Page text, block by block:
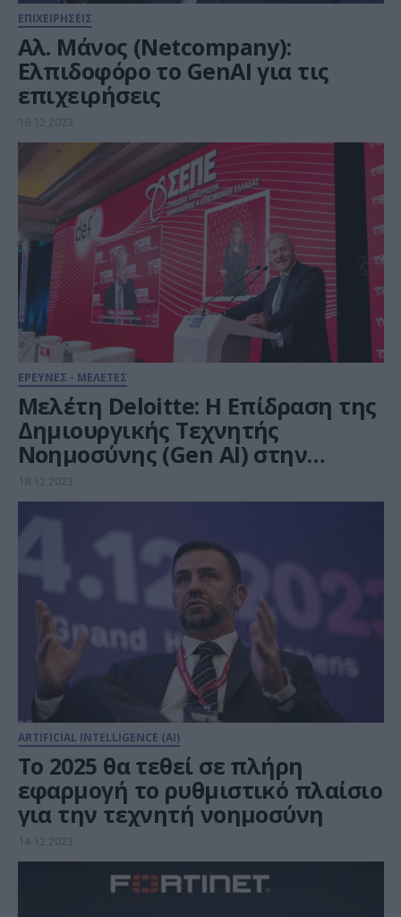
ΕΠΙΧΕΙΡΗΣΕΙΣ
Αλ. Μάνος (Netcompany):
Ελπιδοφόρο το GenAI για τις
επιχειρήσεις
18.12.2023
ΕΡΕΥΝΕΣ - ΜΕΛΕΤΕΣ
Μελέτη Deloitte: Η Επίδραση της
Δημιουργικής Τεχνητής
Νοημοσύνης (Gen AI) στην
ελληνική οικονομία
18.12.2023
ARTIFICIAL INTELLIGENCE (AI)
Το 2025 θα τεθεί σε πλήρη
εφαρμογή το ρυθμιστικό πλαίσιο
για την τεχνητή νοημοσύνη
14.12.2023